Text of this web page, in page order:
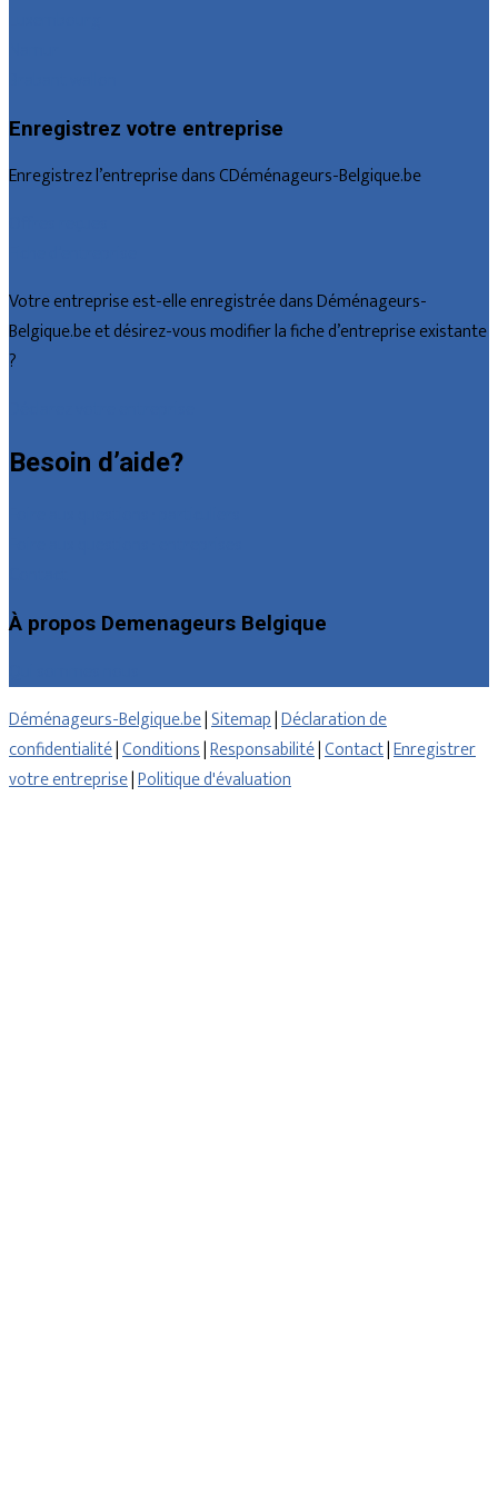
Enregistrez votre entreprise
Enregistrez l’entreprise dans CDéménageurs-Belgique.be
Votre entreprise est-elle enregistrée dans Déménageurs-
Belgique.be et désirez-vous modifier la fiche d’entreprise existante
?
Besoin d’aide?
À propos Demenageurs Belgique
Déménageurs-Belgique.be|Sitemap|Déclaration de
confidentialité|Conditions|Responsabilité|Contact|Enregistrer
votre entreprise|Politique d'évaluation